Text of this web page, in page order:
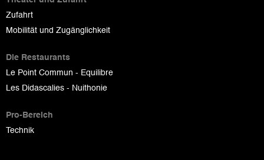
Zufahrt
Mobilität und Zugänglichkeit
Die Restaurants
Le Point Commun - Equilibre
Les Didascalies - Nuithonie
Pro-Bereich
Technik